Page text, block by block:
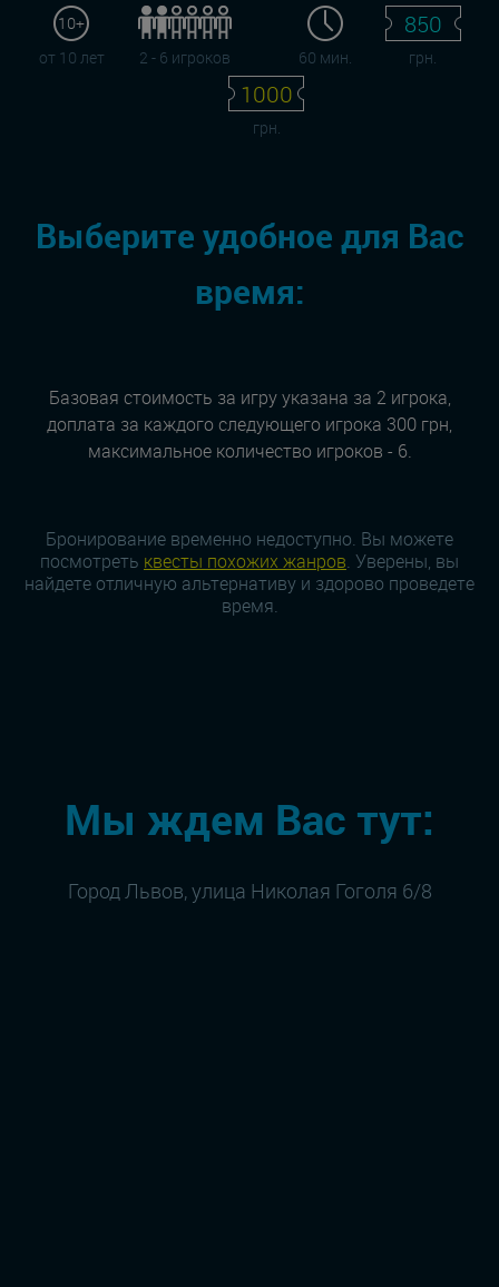
10+
от 10 лет
2 - 6 игроков 60 мин.
850
грн.
1000
грн.
Выберите удобное для Вас
время:
Базовая стоимость за игру указана за 2 игрока,
доплата за каждого следующего игрока 300 грн,
максимальное количество игроков - 6.
Бронирование временно недоступно. Вы можете
посмотреть квесты похожих жанров. Уверены, вы
найдете отличную альтернативу и здорово проведете
время.
Мы ждем Вас тут:
Город Львов, улица Николая Гоголя 6/8